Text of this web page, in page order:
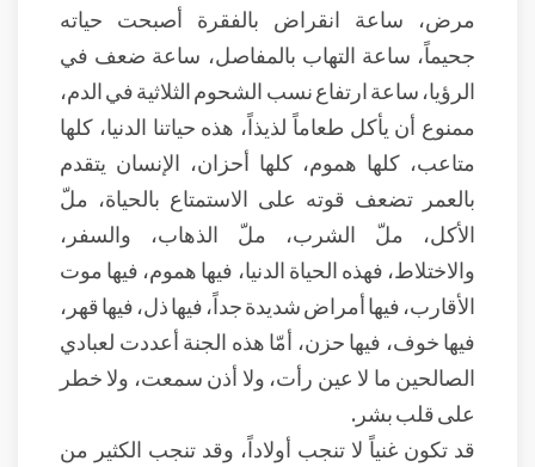
مرض، ساعة انقراض بالفقرة أصبحت حياته
جحيماً، ساعة التهاب بالمفاصل، ساعة ضعف في
الرؤيا، ساعة ارتفاع نسب الشحوم الثلاثية في الدم،
ممنوع أن يأكل طعاماً لذيذاً، هذه حياتنا الدنيا، كلها
متاعب، كلها هموم، كلها أحزان، الإنسان يتقدم
بالعمر تضعف قوته على الاستمتاع بالحياة، ملّ
الأكل، ملّ الشرب، ملّ الذهاب، والسفر،
والاختلاط، فهذه الحياة الدنيا، فيها هموم، فيها موت
الأقارب، فيها أمراض شديدة جداً، فيها ذل، فيها قهر،
فيها خوف، فيها حزن، أمّا هذه الجنة أعددت لعبادي
الصالحين ما لا عين رأت، ولا أذن سمعت، ولا خطر
على قلب بشر.
قد تكون غنياً لا تنجب أولاداً، وقد تنجب الكثير من